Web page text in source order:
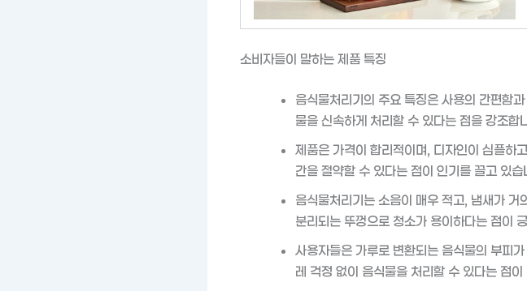
소비자들이 말하는 제품 특징
음식물처리기의 주요 특징은 사용의 간편함
물을 신속하게 처리할 수 있다는 점을 강조합
제품은 가격이 합리적이며, 디자인이 심플하
간을 절약할 수 있다는 점이 인기를 끌고 있습
음식물처리기는 소음이 매우 적고, 냄새가
분리되는 뚜껑으로 청소가 용이하다는 점이
사용자들은 가루로 변환되는 음식물의 부피
레 걱정 없이 음식물을 처리할 수 있다는 점이